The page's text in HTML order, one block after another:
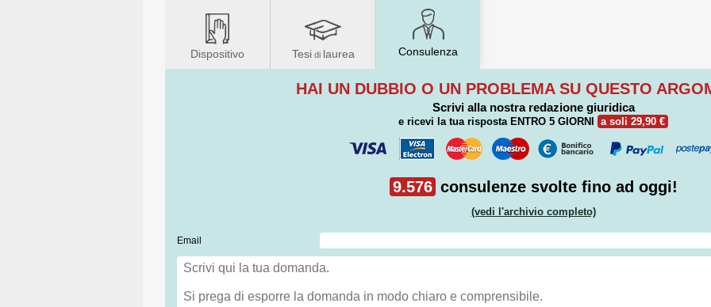
Dispositivo Tesidi laurea Consulenza
HAI UN DUBBIO O UN PROBLEMA SU QUESTO
Scrivi alla nostra redazione giuridica
e ricevi la tua risposta ENTRO 5 GIORNI a soli 29,90 €
9.576 consulenze svolte fino ad oggi!
(vedi l'archivio completo)
Email